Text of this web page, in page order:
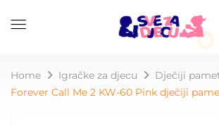
Home Igračke za djecu
Dječiji
Forever Call Me 2 KW-60 Pink dječiji